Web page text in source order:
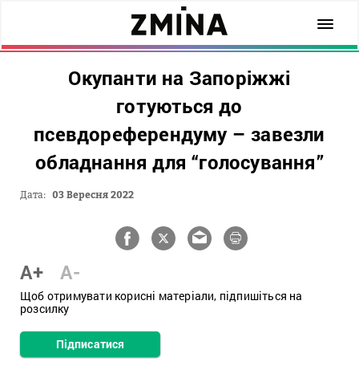
Окупанти на Запоріжжі
готуються до
псевдореферендуму – завезли
обладнання для “голосування”
Дата: 03 Вересня 2022
A+ A-
Щоб отримувати корисні матеріали, підпишіться на
розсилку
Підписатися